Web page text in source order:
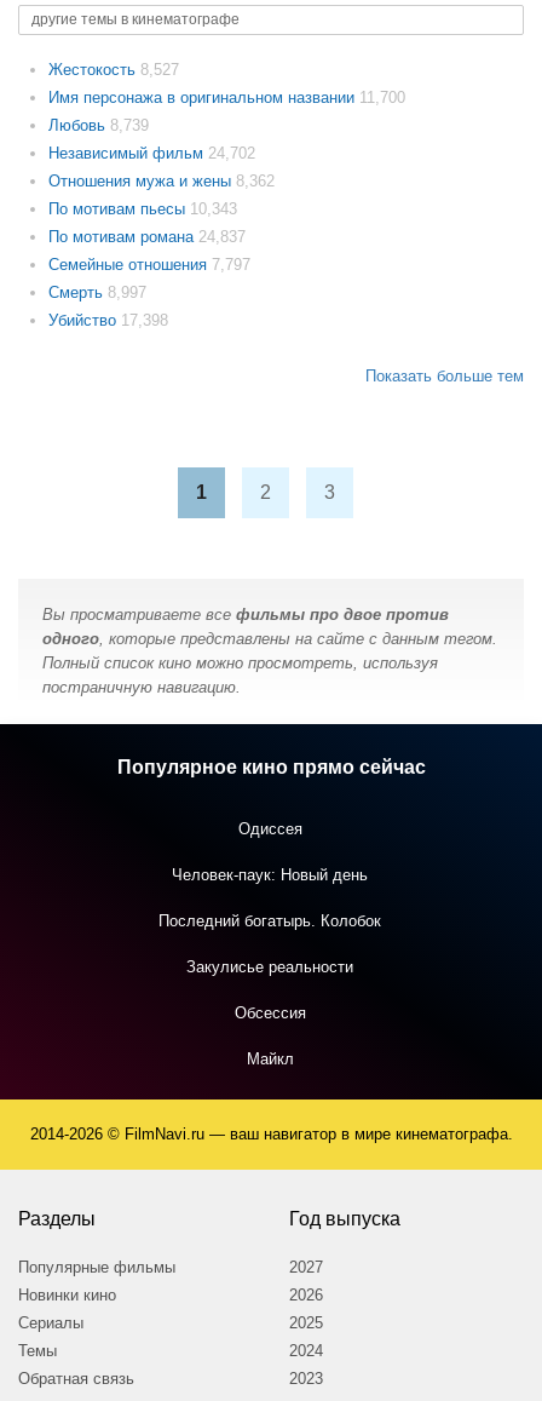
другие темы в кинематографе
Жестокость 8,527
Имя персонажа в оригинальном названии 11,700
Любовь 8,739
Независимый фильм 24,702
Отношения мужа и жены 8,362
По мотивам пьесы 10,343
По мотивам романа 24,837
Семейные отношения 7,797
Смерть 8,997
Убийство 17,398
Показать больше тем
1 2 3
Вы просматриваете все фильмы про двое против
одного, которые представлены на сайте с данным тегом.
Полный список кино можно просмотреть, используя
постраничную навигацию.
Популярное кино прямо сейчас
Одиссея
Человек-паук: Новый день
Последний богатырь. Колобок
Закулисье реальности
Обсессия
Майкл
2014-2026 © FilmNavi.ru — ваш навигатор в мире кинематографа.
Разделы
Популярные фильмы
Новинки кино
Сериалы
Темы
Обратная связь
Год выпуска
2027
2026
2025
2024
2023